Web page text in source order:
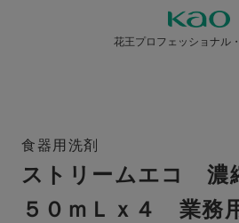
花王プロフェッショナル
食器用洗剤
ストリームエコ 濃
５０ｍＬｘ４ 業務